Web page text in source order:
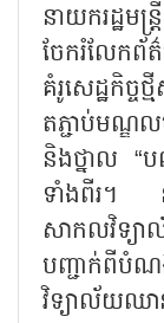
នាយករដ្ឋមន្
ចែករំលែកព័
គំរូសេដ្ឋកិច្ច
តភ្ជាប់មណ្ឌល
និងថ្នាល “ប
ទាំងពីរ។ នា
សាកលវិទ្យ
បញ្ជាក់ពីបំ
វិទ្យាល័យឈ